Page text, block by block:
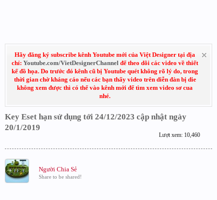
Hãy đăng ký subscribe kênh Youtube mới của Việt Designer tại địa
chỉ: Youtube.com/VietDesignerChannel để theo dõi các video về thiết
kế đồ họa. Do trước đó kênh cũ bị Youtube quét không rõ lý do, trong
thời gian chờ kháng cáo nếu các bạn thấy video trên diễn đàn bị die
không xem được thì có thể vào kênh mới để tìm xem video sơ cua
nhé.
Key Eset hạn sử dụng tới 24/12/2023 cập nhật ngày
20/1/2019
Lượt xem: 10,460
Người Chia Sẻ
Share to be shared!